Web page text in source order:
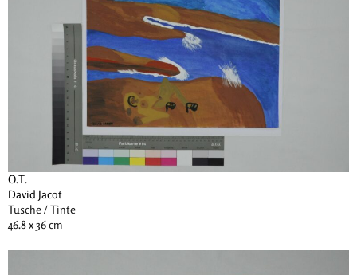
O.T.
David Jacot
Tusche / Tinte
46.8 x 36 cm